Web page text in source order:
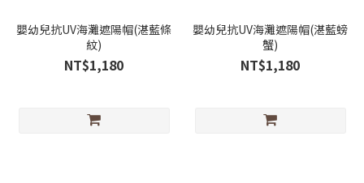
嬰幼兒抗UV海灘遮陽帽(湛藍條
紋)
NT$1,180
嬰幼兒抗UV海灘遮陽帽(湛藍螃
蟹)
NT$1,180